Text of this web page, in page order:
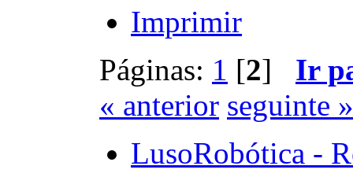
Imprimir
Páginas: 1 [2] Ir
« anterior seguinte »
LusoRobótica -